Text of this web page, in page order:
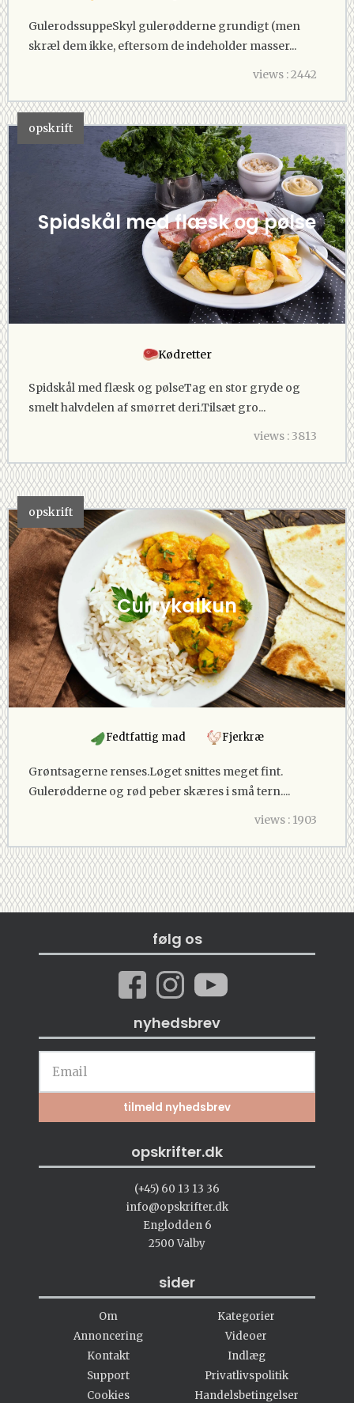
GulerodssuppeSkyl gulerødderne grundigt (men
skræl dem ikke, eftersom de indeholder masser...
views : 2442
opskrift
Spidskål med flæsk og pølse
Kødretter
Spidskål med flæsk og pølseTag en stor gryde og
smelt halvdelen af smørret deri.Tilsæt gro...
views : 3813
opskrift
Currykalkun
Fedtfattig mad Fjerkræ
Grøntsagerne renses.Løget snittes meget fint.
Gulerødderne og rød peber skæres i små tern....
views : 1903
følg os
nyhedsbrev
opskrifter.dk
(+45) 60 13 13 36
info@opskrifter.dk
Englodden 6
2500 Valby
sider
Om
Annoncering
Kontakt
Support
Cookies
Kategorier
Videoer
Indlæg
Privatlivspolitik
Handelsbetingelser